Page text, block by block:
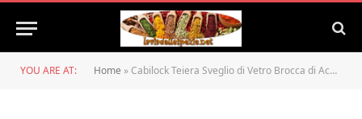
YOU ARE AT: Home » Cabilock Teiera Sveglio di Vetro Brocca di Acqua Carino Mucca Freddo di Succo Brocca 550Ml Brocca di Vetro con Coperchio per I Succhi di Frutta Iced Tea Latte Bottiglia di Acqua Fredda Brocca Dacqua